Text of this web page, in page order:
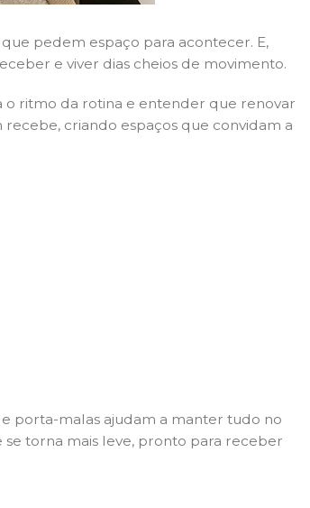
pedem espaço para acontecer. E,
e viver dias cheios de movimento.
o ritmo da rotina e entender que renovar
criando espaços que convidam a
e porta-malas ajudam a manter tudo no
se torna mais leve, pronto para receber